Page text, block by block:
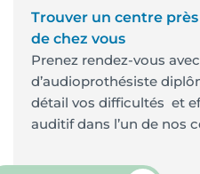
Trouver un centre près
de chez vous
Prenez rendez-vous
d’audioprothésiste
détail vos difficultés et
auditif dans l’un de nos